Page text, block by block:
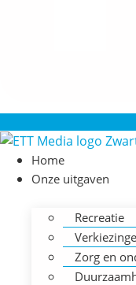
Home
Onze uitgaven
Recreatie
Zorg en